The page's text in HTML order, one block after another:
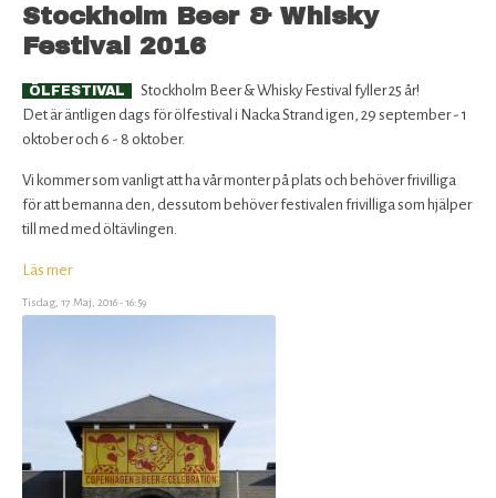
Stockholm Beer & Whisky
Festival 2016
ÖLFESTIVAL
Stockholm Beer & Whisky Festival fyller 25 år!
Det är äntligen dags för ölfestival i Nacka Strand igen, 29 september - 1
oktober och 6 - 8 oktober.
Vi kommer som vanligt att ha vår monter på plats och behöver frivilliga
för att bemanna den, dessutom behöver festivalen frivilliga som hjälper
till med med öltävlingen.
Läs merom
Beer
2016
Tisdag, 17 Maj, 2016 - 16:59